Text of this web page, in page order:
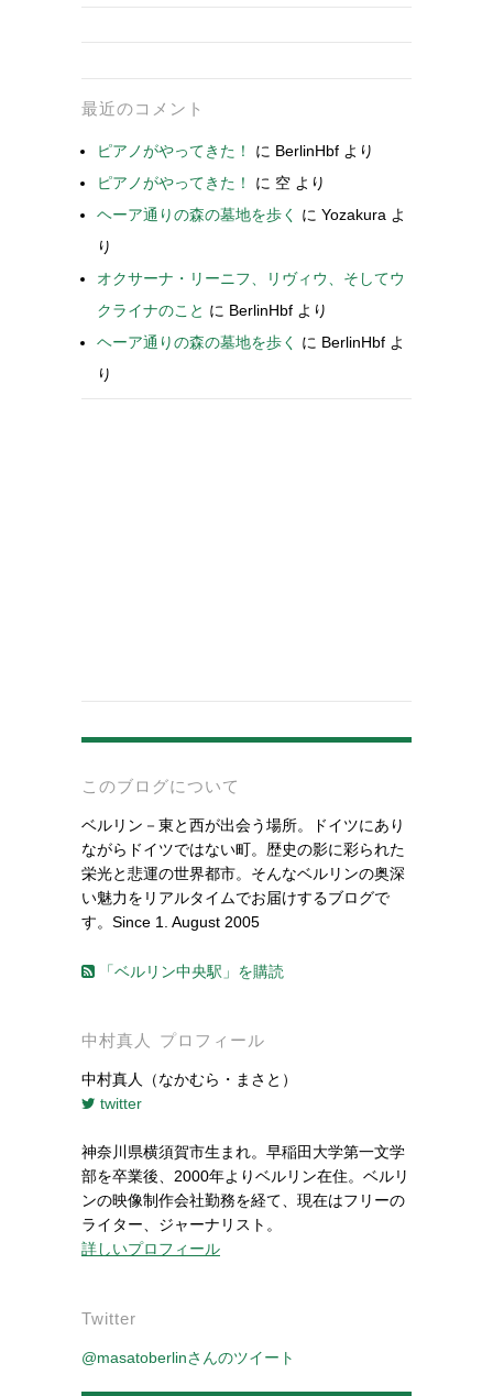
最近のコメント
ピアノがやってきた！ に BerlinHbf より
ピアノがやってきた！
に 空 より
ヘーア通りの森の墓地を歩く
に Yozakura よ
り
オクサーナ・リーニフ、リヴィウ、そしてウ
クライナのこと に BerlinHbf より
ヘーア通りの森の墓地を歩く
に BerlinHbf よ
り
-
このブログについて
ベルリン－東と西が出会う場所。ドイツにあり
ながらドイツではない町。歴史の影に彩られた
栄光と悲運の世界都市。そんなベルリンの奥深
い魅力をリアルタイムでお届けするブログで
す。Since 1. August 2005
「ベルリン中央駅」を購読
中村真人 プロフィール
中村真人（なかむら・まさと）
twitter
神奈川県横須賀市生まれ。早稲田大学第一文学
部を卒業後、2000年よりベルリン在住。ベルリ
ンの映像制作会社勤務を経て、現在はフリーの
ライター、ジャーナリスト。
詳しいプロフィール
Twitter
@masatoberlinさんのツイート